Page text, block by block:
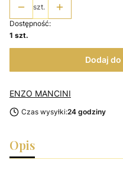
szt.
Dostępność:
1 szt.
Dodaj
ENZO MANCINI
Czas wysyłki:24 godziny
Opis